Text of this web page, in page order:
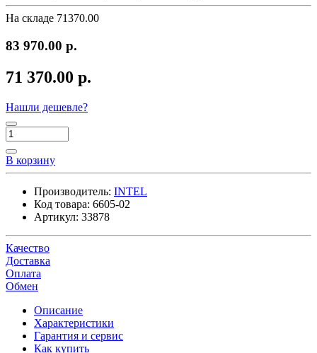
На складе 71370.00
83 970.00 р.
71 370.00 р.
Нашли дешевле?
В корзину
Производитель: INTEL
Код товара: 6605-02
Артикул: 33878
Качество
Доставка
Оплата
Обмен
Описание
Характеристики
Гарантия и сервис
Как купить